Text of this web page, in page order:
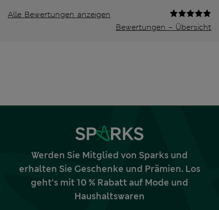
Alle Bewertungen anzeigen
Bewertungen – Übersicht
Werden Sie Mitglied von Sparks und
erhalten Sie Geschenke und Prämien. Los
geht‘s mit 10 % Rabatt auf Mode und
Haushaltswaren